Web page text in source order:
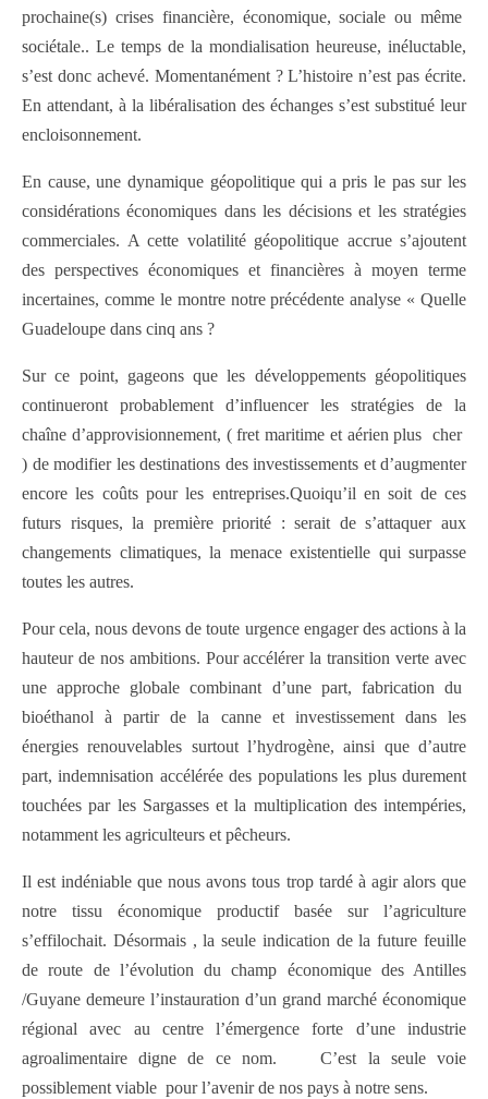
prochaine(s) crises financière, économique, sociale ou même
sociétale.. Le temps de la mondialisation heureuse, inéluctable,
s’est donc achevé. Momentanément ? L’histoire n’est pas écrite.
En attendant, à la libéralisation des échanges s’est substitué leur
encloisonnement.
En cause, une dynamique géopolitique qui a pris le pas sur les
considérations économiques dans les décisions et les stratégies
commerciales. A cette volatilité géopolitique accrue s’ajoutent
des perspectives économiques et financières à moyen terme
incertaines, comme le montre notre précédente analyse « Quelle
Guadeloupe dans cinq ans ?
Sur ce point, gageons que les développements géopolitiques
continueront probablement d’influencer les stratégies de la
chaîne d’approvisionnement, ( fret maritime et aérien plus cher
) de modifier les destinations des investissements et d’augmenter
encore les coûts pour les entreprises.Quoiqu’il en soit de ces
futurs risques, la première priorité : serait de s’attaquer aux
changements climatiques, la menace existentielle qui surpasse
toutes les autres.
Pour cela, nous devons de toute urgence engager des actions à la
hauteur de nos ambitions. Pour accélérer la transition verte avec
une approche globale combinant d’une part, fabrication du
bioéthanol à partir de la canne et investissement dans les
énergies renouvelables surtout l’hydrogène,ainsi que d’autre
part, indemnisation accélérée des populations les plus durement
touchées par les Sargasses et la multiplication des intempéries,
notamment les agriculteurs et pêcheurs.
Il est indéniable que nous avons tous trop tardé à agir alors que
notre tissu économique productif basée sur l’agriculture
s’effilochait. Désormais , la seule indication de la future feuille
de route de l’évolution du champ économique des Antilles
/Guyane demeure l’instauration d’un grand marché économique
régional avec au centre l’émergence forte d’une industrie
agroalimentaire digne de ce nom. C’est la seule voie
possiblement viable pour l’avenir de nos pays à notre sens.